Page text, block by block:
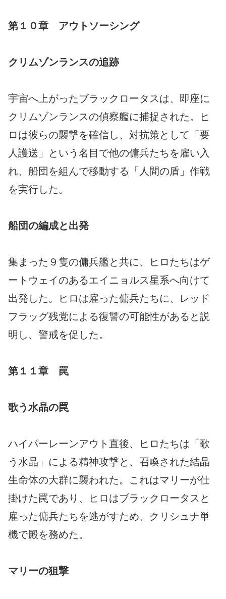
第１０章 アウトソーシング
クリムゾンランスの追跡
宇宙へ上がったブラックロータスは、即座に
クリムゾンランスの偵察艦に捕捉された。ヒ
ロは彼らの襲撃を確信し、対抗策として「要
人護送」という名目で他の傭兵たちを雇い入
れ、船団を組んで移動する「人間の盾」作戦
を実行した。
船団の編成と出発
集まった９隻の傭兵艦と共に、ヒロたちはゲ
ートウェイのあるエイニョルス星系へ向けて
出発した。ヒロは雇った傭兵たちに、レッド
フラッグ残党による復讐の可能性があると説
明し、警戒を促した。
第１１章 罠
歌う水晶の罠
ハイパーレーンアウト直後、ヒロたちは「歌
う水晶」による精神攻撃と、召喚された結晶
生命体の大群に襲われた。これはマリーが仕
掛けた罠であり、ヒロはブラックロータスと
雇った傭兵たちを逃がすため、クリシュナ単
機で殿を務めた。
マリーの狙撃